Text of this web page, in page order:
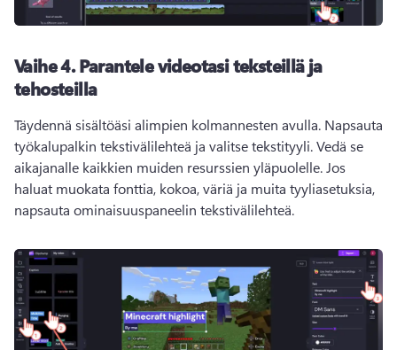
Vaihe 4. Parantele videotasi teksteillä ja
tehosteilla
Täydennä sisältöäsi alimpien kolmannesten avulla. Napsauta
työkalupalkin tekstivälilehteä ja valitse tekstityyli. Vedä se
aikajanalle kaikkien muiden resurssien yläpuolelle. Jos
haluat muokata fonttia, kokoa, väriä ja muita tyyliasetuksia,
napsauta ominaisuuspaneelin tekstivälilehteä.